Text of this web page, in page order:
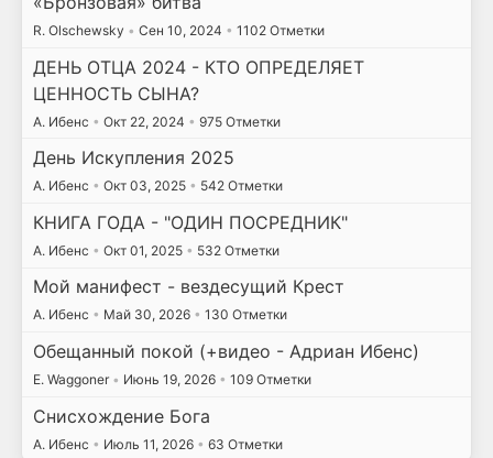
R. Olschewsky • Сен 10, 2024 • 1102 Отметки
ДЕНЬ ОТЦА 2024 - КТО ОПРЕДЕЛЯЕТ
ЦЕННОСТЬ СЫНА?
А. Ибенс • Окт 22, 2024 • 975 Отметки
День Искупления 2025
А. Ибенс • Окт 03, 2025 • 542 Отметки
КНИГА ГОДА - "ОДИН ПОСРЕДНИК"
А. Ибенс • Окт 01, 2025 • 532 Отметки
Мой манифест - вездесущий Крест
А. Ибенс • Май 30, 2026 • 130 Отметки
Обещанный покой (+видео - Адриан Ибенс)
E. Waggoner • Июнь 19, 2026 • 109 Отметки
Снисхождение Бога
А. Ибенс • Июль 11, 2026 • 63 Отметки